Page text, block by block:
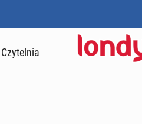
Czytelnia